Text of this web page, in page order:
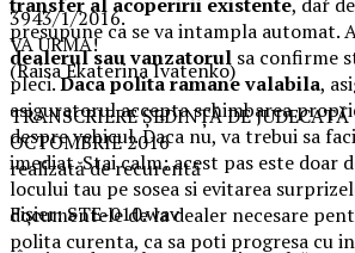
3943/1/2016.
VA URMA!
(Raisa Ekaterina Ivatenko)
TRANSCRIERE ȘEDINȚĂ DE
OCTOMBRIE 2016
realizată de recurentă
Fișier: STE-010.wav
presupune ca se va intampla automat.
dealerul sau vanzatorul sa confirme
pleci.Daca polita ramane valabila,
asiguratorul accepta schimbarea
despre vehicul. Daca nu, va trebui sa
imediat. Stai calm: acest pas este doar
locului tau pe sosea si evitarea
documentele de la dealer necesare
polita curenta, ca sa poti progresa cu